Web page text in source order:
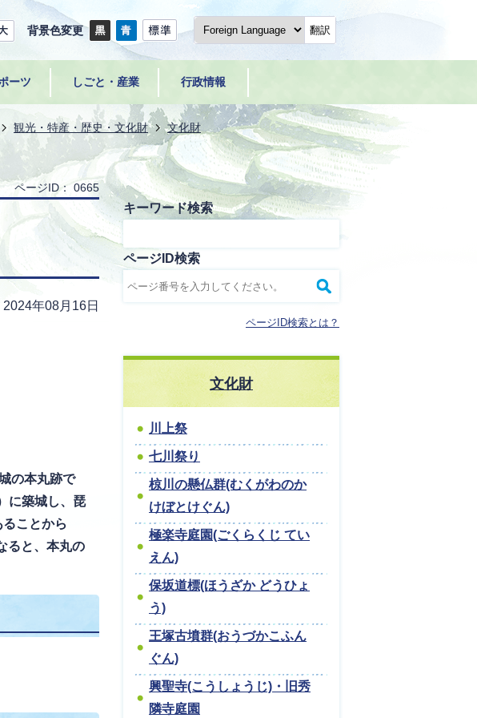
背景色変更 翻訳
ーツ しごと・産業 行政情報
観光・特産・歴史・文化財
文化財
ページID： 0665
年08月16日
の本丸跡で
に築城し、琵
ことから
ると、本丸の
キーワード検索
ページID検索
ページID検索とは？
文化財
川上祭
七川祭り
椋川の懸仏群(むくがわのか
けぼとけぐん)
極楽寺庭園(ごくらくじ てい
えん)
保坂道標(ほうざか どうひょ
う)
王塚古墳群(おうづかこふん
ぐん)
興聖寺(こうしょうじ)・旧秀
隣寺庭園